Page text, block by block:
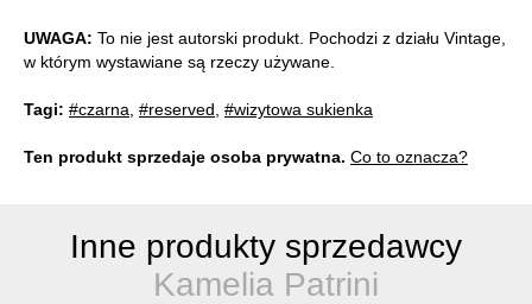
UWAGA: To nie jest autorski produkt. Pochodzi z działu Vintage,
w którym wystawiane są rzeczy używane.
Tagi: #czarna #reserved #wizytowa sukienka
Ten produkt sprzedaje osoba prywatna. Co to oznacza?
Inne produkty sprzedawcy
Kamelia Patrini